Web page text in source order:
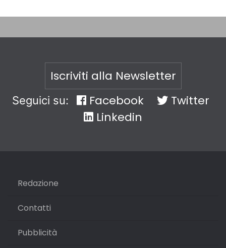
Iscriviti alla Newsletter
Seguici su: Facebook
Twitter
Linkedin
Redazione
Contatti
Pubblicità